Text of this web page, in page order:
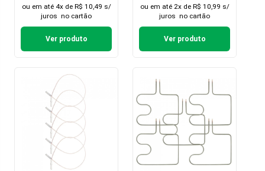
ou em até 4x de R$ 10,49 s/
juros no cartão
Ver produto
ou em até 2x de R$ 10,99 s/
juros no cartão
Ver produto